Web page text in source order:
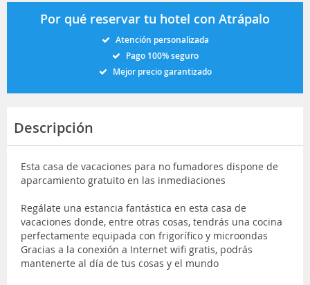
Por qué reservar tu hotel con Atrápalo
Atención personalizada
Pago 100% seguro
Mejor precio garantizado
Descripción
Esta casa de vacaciones para no fumadores dispone de
aparcamiento gratuito en las inmediaciones
Regálate una estancia fantástica en esta casa de
vacaciones donde, entre otras cosas, tendrás una cocina
perfectamente equipada con frigorífico y microondas
Gracias a la conexión a Internet wifi gratis, podrás
mantenerte al día de tus cosas y el mundo